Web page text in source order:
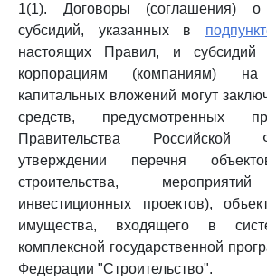
1(1). Договоры (соглашения) о
субсидий, указанных в
настоящих Правил, и субсидий
корпорациям (компаниям) на
капитальных вложений могут
средств, предусмотренных
Правительства
утверждении перечня
строительства,
инвестиционных проектов),
имущества, входящего в
комплексной государственной
Федерации "Строительство".